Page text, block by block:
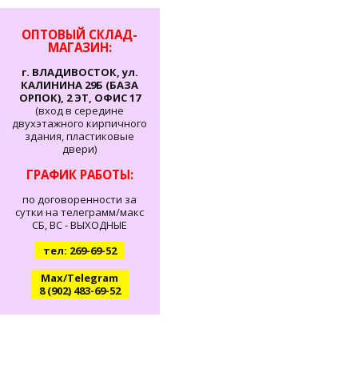
ОПТОВЫЙ СКЛАД-
МАГАЗИН:
г. ВЛАДИВОСТОК, ул.
КАЛИНИНА 29Б (БАЗА
ОРПОК), 2 ЭТ, ОФИС 17
(вход в середине
двухэтажного кирпичного
здания, пластиковые
двери)
ГРАФИК РАБОТЫ:
по договоренности за
сутки на телеграмм/макс
СБ, ВС - ВЫХОДНЫЕ
тел: 269-69-52
Max/Telegram
8 (902) 483-69-52